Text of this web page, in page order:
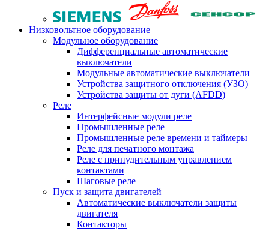
Низковольтное оборудование
Модульное оборудование
Дифференциальные автоматические
выключатели
Модульные автоматические выключатели
Устройства защитного отключения (УЗО)
Устройства защиты от дуги (AFDD)
Реле
Интерфейсные модули реле
Промышленные реле
Промышленные реле времени и таймеры
Реле для печатного монтажа
Реле с принудительным управлением
контактами
Шаговые реле
Пуск и защита двигателей
Автоматические выключатели защиты
двигателя
Контакторы